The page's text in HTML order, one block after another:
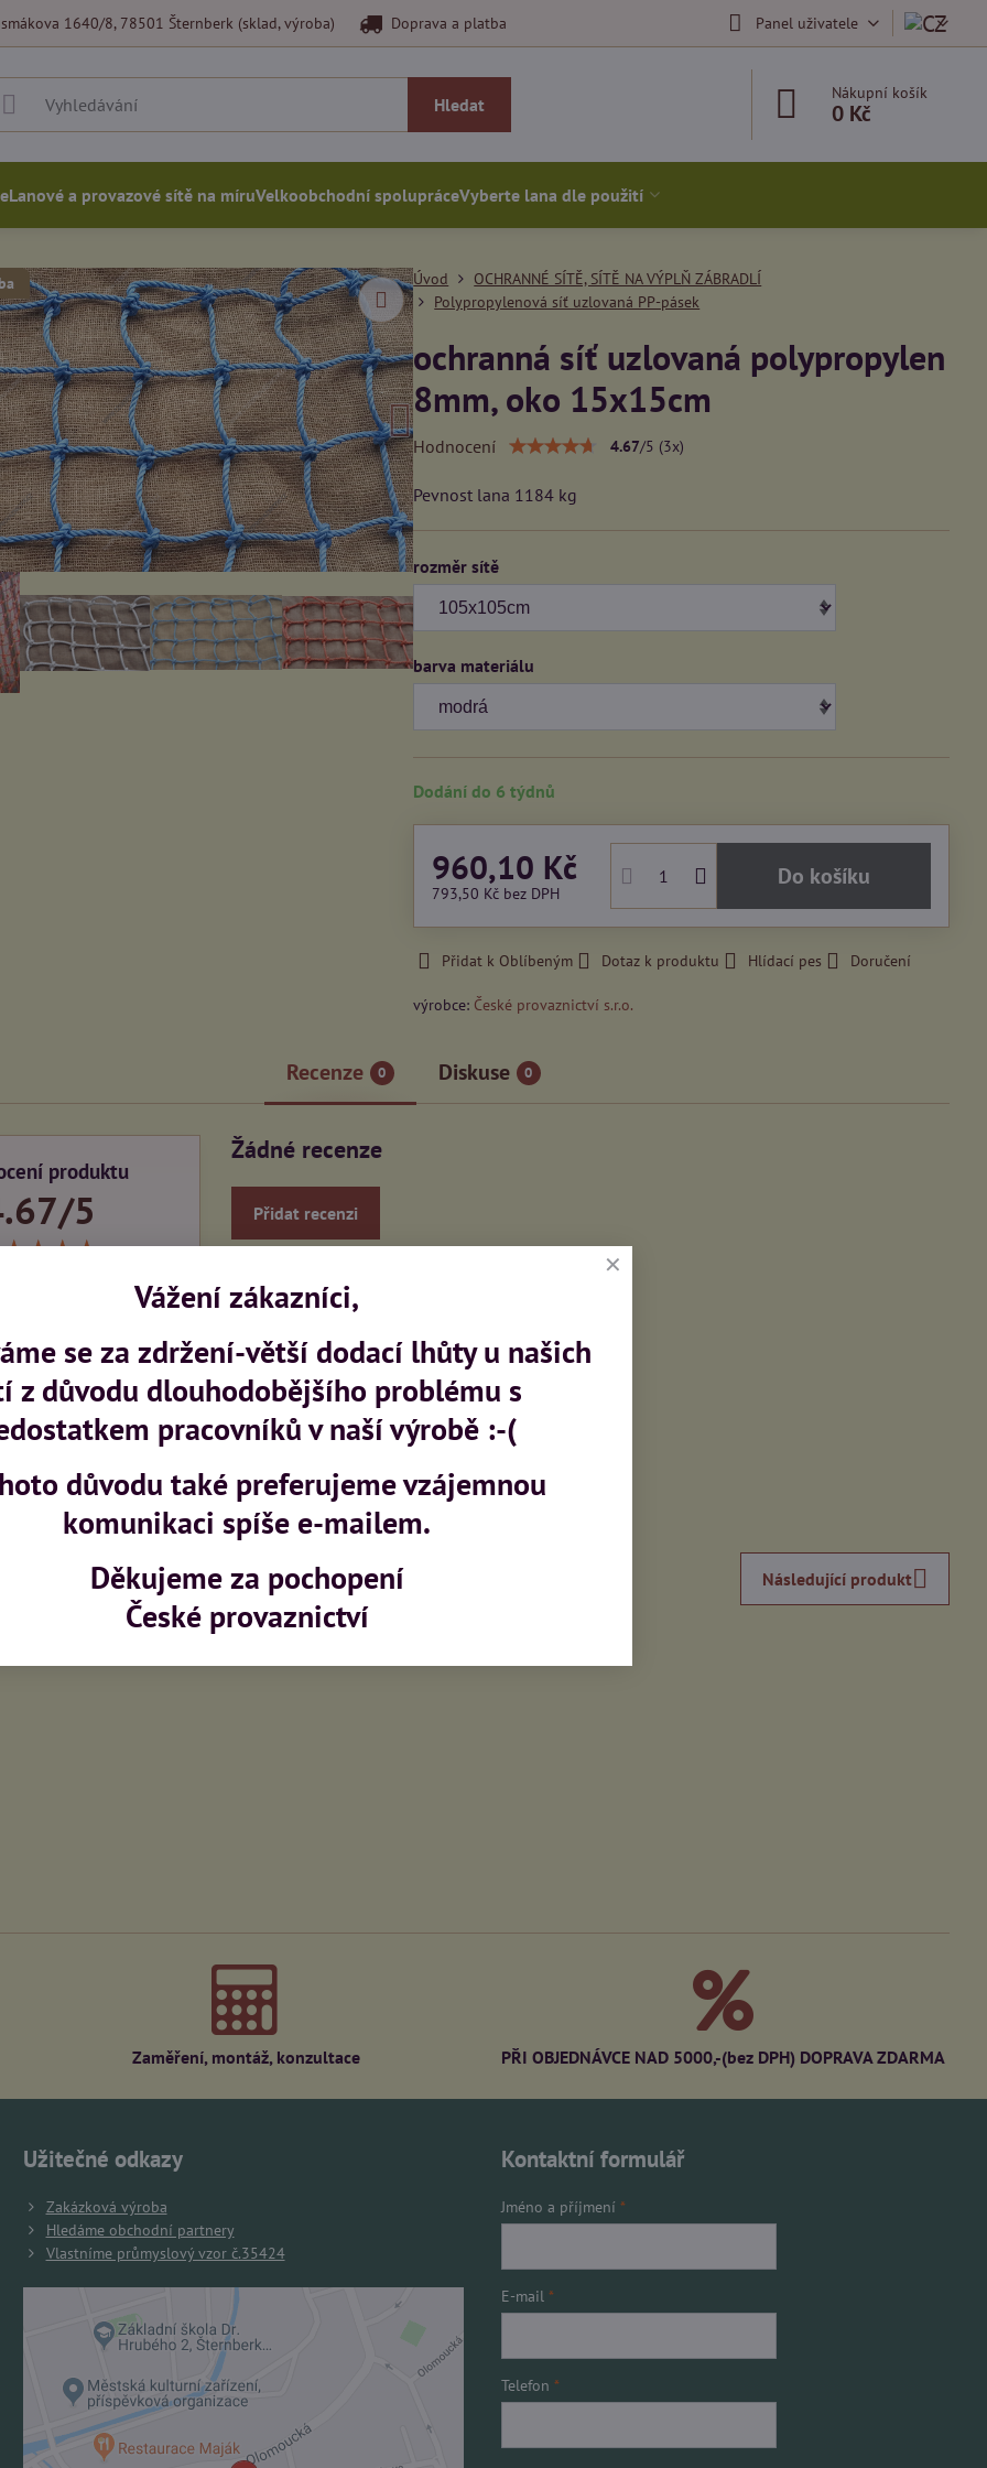
1640/8, 78501 Šternberk (sklad, výroba) Doprava a platba Panel uživatele
Hledat
Nákupní košík
0 Kč
Lanové a provazové sítě na míruVelkoobchodní spolupráceVyberte lana dle použití
Úvod
OCHRANNÉ SÍTĚ, SÍTĚ NA VÝPLŇ ZÁBRADLÍ
Polypropylenová síť uzlovaná PP-pásek
ochranná síť uzlovaná polypropylen
8mm, oko 15x15cm
Hodnocení 4.67/5 (3x)
Pevnost lana 1184 kg
rozměr sítě
barva materiálu
Dodání do 6 týdnů
960,10 Kč
793,50 Kč bez DPH
Do košíku
Přidat k Oblíbeným Dotaz k produktu Hlídací pes Doručení
výrobce: České provaznictví s.r.o.
Recenze 0 Diskuse 0
produktu
5
2x
0x
0x
Žádné recenze
Přidat recenzi
FacebookTwitter Bluesky PinterestReddit
Následující produkt
Zaměření, montáž, konzultace PŘI OBJEDNÁVCE NAD 5000,-(bez DPH) DOPRAVA ZDARMA
Užitečné odkazy
Zakázková výroba
Hledáme obchodní partnery
Vlastníme průmyslový vzor č.35424
Externí obsah je blokován Volbami soukromí
Přejete si načíst externí obsah?
Kontaktní formulář
Jméno a příjmení*
E-mail*
Telefon*
Vážení zákazníci,
se za zdržení-větší dodací lhůty u našich
z důvodu dlouhodobějšího problému s
pracovníků v naší výrobě :-(
důvodu také preferujeme vzájemnou
komunikaci spíše e-mailem.
Děkujeme za pochopení
České provaznictví